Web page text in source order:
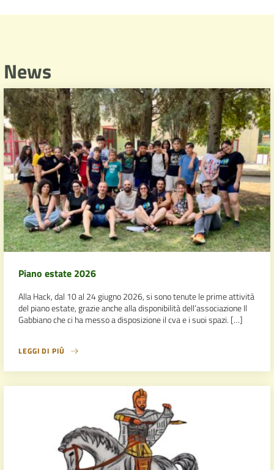
News
Piano estate 2026
Alla Hack, dal 10 al 24 giugno 2026, si sono tenute le prime attività
del piano estate, grazie anche alla disponibilità dell’associazione Il
Gabbiano che ci ha messo a disposizione il cva e i suoi spazi. […]
LEGGI DI PIÙ